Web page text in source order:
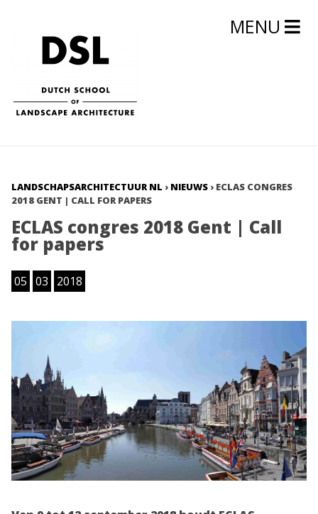
MENU
LANDSCHAPSARCHITECTUUR NL › NIEUWS › ECLAS CONGRES
2018 GENT | CALL FOR PAPERS
ECLAS congres 2018 Gent | Call
for papers
05 03 2018